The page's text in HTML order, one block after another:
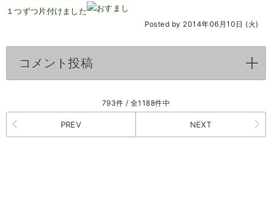
１つずつ片付けました
Posted by 2014年06月10日 (火)
コメント投稿
793件 / 全1188件中
PREV NEXT